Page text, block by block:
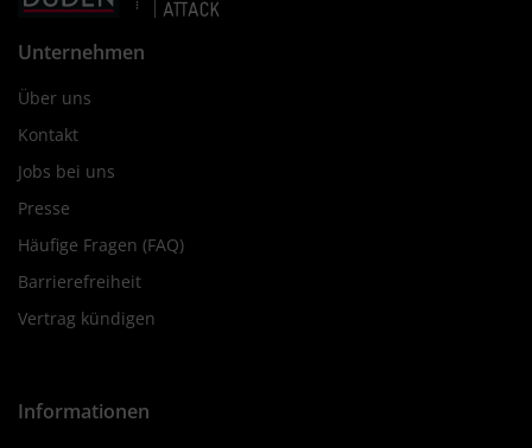
Unternehmen
Über uns
Kontakt
Jobs bei uns
Presse
Häufige Fragen (FAQ)
Barrierefreiheit
Vertrag kündigen
Informationen